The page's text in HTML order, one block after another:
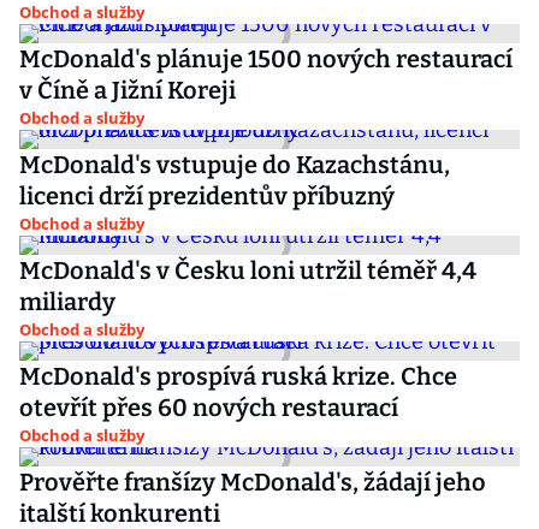
Obchod a služby
McDonald's plánuje 1500 nových restaurací
v Číně a Jižní Koreji
Obchod a služby
McDonald's vstupuje do Kazachstánu,
licenci drží prezidentův příbuzný
Obchod a služby
McDonald's v Česku loni utržil téměř 4,4
miliardy
Obchod a služby
McDonald's prospívá ruská krize. Chce
otevřít přes 60 nových restaurací
Obchod a služby
Prověřte franšízy McDonald's, žádají jeho
italští konkurenti